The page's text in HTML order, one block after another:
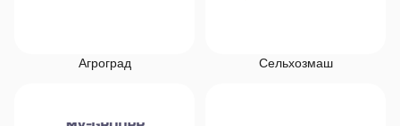
Агроград Сельхозмаш